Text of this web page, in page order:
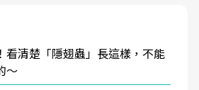
看清楚「隱翅蟲」長這樣，不能
～